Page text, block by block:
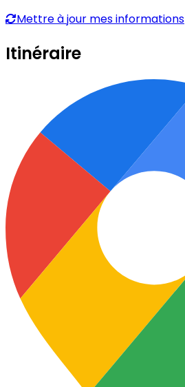
Mettre à jour mes informations
Itinéraire